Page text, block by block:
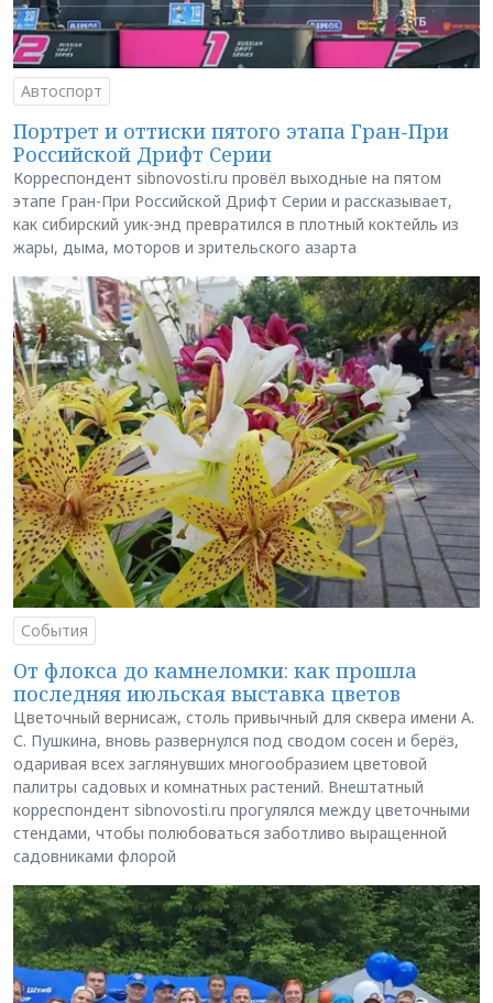
Автоспорт
Портрет и оттиски пятого этапа Гран-При
Российской Дрифт Серии
Корреспондент sibnovosti.ru провёл выходные на пятом
этапе Гран-При Российской Дрифт Серии и рассказывает,
как сибирский уик-энд превратился в плотный коктейль из
жары, дыма, моторов и зрительского азарта
События
От флокса до камнеломки: как прошла
последняя июльская выставка цветов
Цветочный вернисаж, столь привычный для сквера имени А.
С. Пушкина, вновь развернулся под сводом сосен и берёз,
одаривая всех заглянувших многообразием цветовой
палитры садовых и комнатных растений. Внештатный
корреспондент sibnovosti.ru прогулялся между цветочными
стендами, чтобы полюбоваться заботливо выращенной
садовниками флорой